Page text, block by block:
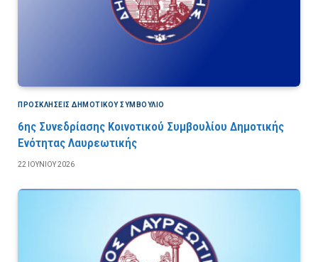
ΠΡΟΣΚΛΉΣΕΙΣ ΔΗΜΟΤΙΚΟΎ ΣΥΜΒΟΎΛΙΟ
6ης Συνεδρίασης Κοινοτικού Συμβουλίου Δημοτικής
Ενότητας Λαυρεωτικής
22 ΙΟΥΝΊΟΥ 2026